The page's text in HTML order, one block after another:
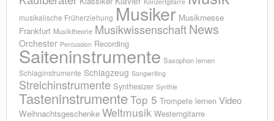
musikalische Früherziehung Musiker Musikmesse
Frankfurt Musiktheorie MusikwissenschaftNews
Orchester Percussion Recording
Saiteninstrumente Saxophon lernen
Schlaginstrumente Schlagzeug Songwriting
Streichinstrumente Synthesizer Synthie
TasteninstrumenteTop 5 Trompete lernen Video
Weihnachtsgeschenke Weltmusik Westerngitarre